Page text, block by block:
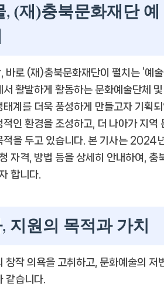
(재)충북문화재단 예
로 (재)충북문화재단이 펼치는 ‘예
활발하게 활동하는 문화예술단체 및
계를 더욱 풍성하게 만들고자 기획
인 환경을 조성하고, 더 나아가 지역
을 두고 있습니다. 본 기사는 2024
자격, 방법 등을 상세히 안내하여, 충
합니다.
지원의 목적과 가치
창작 의욕을 고취하고, 문화예술의 저
같습니다.